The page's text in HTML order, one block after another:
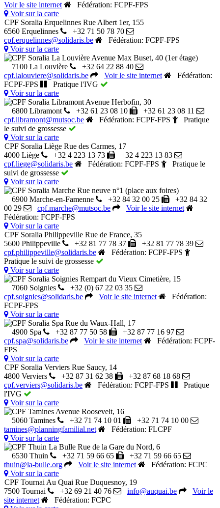
Voir le site internet
Fédération: FCPF-FPS
Voir sur la carte
CPF Soralia Erquelinnes Rue Albert 1er, 155
6560 Erquelinnes
+32 71 50 78 70
cpf.erquelinnes@solidaris.be
Fédération: FCPF-FPS
Voir sur la carte
CPF Soralia La Louvière Avenue Max Buset, 40 (1er étage)
7100 La Louvière
+32 64 22 88 40
cpf.lalouviere@solidaris.be
Voir le site internet
Fédération:
FCPF-FPS
Pratique l'IVG
Voir sur la carte
CPF Soralia Libramont Avenue Herbofin, 30
6800 Libramont
+32 61 23 08 10
+32 61 23 08 11
cpf.libramont@mutsoc.be
Fédération: FCPF-FPS
Pratique
le suivi de grossesse
Voir sur la carte
CPF Soralia Liège Rue des Carmes, 17
4000 Liège
+32 4 223 13 73
+32 4 223 13 83
cpf.liege@solidaris.be
Fédération: FCPF-FPS
Pratique le
suivi de grossesse
Voir sur la carte
CPF Soralia Marche Rue neuve n°1 (place aux foires)
6900 Marche-en-Famenne
+32 84 32 00 25
+32 84 32
00 29
cpf.marche@mutsoc.be
Voir le site internet
Fédération: FCPF-FPS
Voir sur la carte
CPF Soralia Philippeville Rue de France, 35
5600 Philippeville
+32 81 77 78 37
+32 81 77 78 39
cpf.philippeville@solidaris.be
Fédération: FCPF-FPS
Pratique le suivi de grossesse
Voir sur la carte
CPF Soralia Soignies Rempart du Vieux Cimetière, 15
7060 Soignies
+32 (0) 67 22 03 35
cpf.soignies@solidaris.be
Voir le site internet
Fédération:
FCPF-FPS
Voir sur la carte
CPF Soralia Spa Rue du Waux-Hall, 17
4900 Spa
+32 87 77 50 58
+32 87 77 16 97
cpf.spa@solidaris.be
Voir le site internet
Fédération: FCPF-
FPS
Voir sur la carte
CPF Soralia Verviers Rue Saucy, 14
4800 Verviers
+32 87 31 62 38
+32 87 68 18 68
cpf.verviers@solidaris.be
Fédération: FCPF-FPS
Pratique
l'IVG
Voir sur la carte
CPF Tamines Avenue Roosevelt, 16
5060 Tamines
+32 71 74 10 01
+32 71 74 10 00
tamines@planningfamilial.net
Fédération: FLCPF
Voir sur la carte
CPF Thuin La Bulle Rue de la Gare du Nord, 6
6530 Thuin
+32 71 59 66 65
+32 71 59 66 65
thuin@la-bulle.org
Voir le site internet
Fédération: FCPC
Voir sur la carte
CPF Tournai Au Quai Rue Duquesnoy, 19
7500 Tournai
+32 69 21 40 76 info@auquai.be
Voir le
site internet
Fédération: FCPC